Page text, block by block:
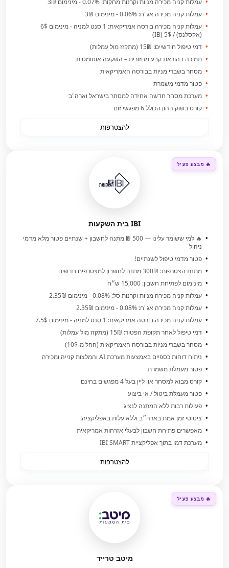
עמלות קניה מכירה מניות וקרנות מחקות: 0.07% - מינימום 3₪
עמלות קניה מכירה אג"ח: 0.06% - מינימום 3₪
עמלות קניה מכירה בורסה אמריקאית: 1 סנט למניה - מינימום 6$
(אקסלנס) / 5$ (IB)
דמי טיפול חודשיים: 15₪ (מתקזז מול עמלות)
תמיכה בהוראת קבע מחזורית – השקעה אוטומטית
מסחר בשברי מניות בבורסה האמריקאית
פטור מדמי משמרת
מערכת מסחר חדשה אחידה למסחר בישראל וארה"ב
קורס בשוק ההון הכולל 6 מפגשי זום
להצטרפות
🔥 מבצע פעיל
IBI בית השקעות
🔥 למי ששומר עלינו — 500 ₪ מתנה לחשבון + שנתיים פטור מלא מדמי
ניהול
פטור מדמי טיפול לשנתיים!
מתנת הצטרפות: 300₪ מתנה לחשבון למצטרפים חדשים
מינימום לפתיחת חשבון: 15,000 ש״ח
עמלות קניה מכירה מניות וקרנות סל: 0.08% - מינימום 2.35₪
עמלות קניה מכירה אג"ח: 0.08% - מינימום 2.35₪
עמלות קניה מכירה בורסה אמריקאית: 1 סנט למניה - מינימום 7.5$
דמי טיפול לאחר תקופת הפטור: 15₪ (מתקזז מול עמלות)
מסחר בשברי מניות בבורסה האמריקאית (החל מ-10$)
ניתוח דוחות כספיים באמצעות מערכת AI והמלצות קנייה ומכירה
פטור מעמלת משמרת
קורס מבוא למסחר און ליין בעל 4 מפגשים בחינם
פטור מעמלת ביטול / אי ביצוע
פעולות רבות ללא המתנה לנציג
ציטוטי זמן אמת בארה״ב וללא עלות באפליקציה!
מאפשרים פתיחת חשבון לבעלי אזרחות אמריקאית
מערכת דמו בתוך אפליקציית IBI SMART
להצטרפות
🔥 מבצע פעיל
מיטב טרייד